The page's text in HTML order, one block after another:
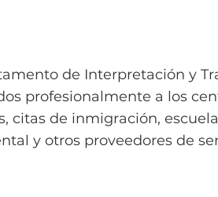
de Interpretación y
profesionalmente a los
citas de inmigración,
y otros proveedores de